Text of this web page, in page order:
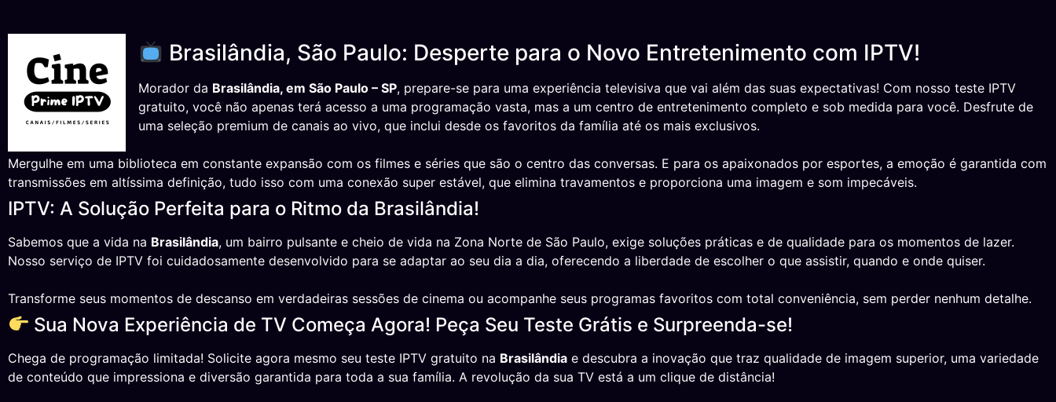
Brasilândia, São Paulo: Desperte para o Novo Entretenimento com IPTV!
Morador da Brasilândia, em São Paulo – SP, prepare-se para uma experiência televisiva que vai além das suas expectativas! Com nosso teste IPTV
gratuito, você não apenas terá acesso a uma programação vasta, mas a um centro de entretenimento completo e sob medida para você. Desfrute de
uma seleção premium de canais ao vivo, que inclui desde os favoritos da família até os mais exclusivos.
Mergulhe em uma biblioteca em constante expansão com os filmes e séries que são o centro das conversas. E para os apaixonados por esportes, a emoção é garantida com
transmissões em altíssima definição, tudo isso com uma conexão super estável, que elimina travamentos e proporciona uma imagem e som impecáveis.
IPTV: A Solução Perfeita para o Ritmo da Brasilândia!
Sabemos que a vida na Brasilândia, um bairro pulsante e cheio de vida na Zona Norte de São Paulo, exige soluções práticas e de qualidade para os momentos de lazer.
Nosso serviço de IPTV foi cuidadosamente desenvolvido para se adaptar ao seu dia a dia, oferecendo a liberdade de escolher o que assistir, quando e onde quiser.
Transforme seus momentos de descanso em verdadeiras sessões de cinema ou acompanhe seus programas favoritos com total conveniência, sem perder nenhum detalhe.
Sua Nova Experiência de TV Começa Agora! Peça Seu Teste Grátis e Surpreenda-se!
Chega de programação limitada! Solicite agora mesmo seu teste IPTV gratuito na Brasilândia e descubra a inovação que traz qualidade de imagem superior, uma variedade
de conteúdo que impressiona e diversão garantida para toda a sua família. A revolução da sua TV está a um clique de distância!